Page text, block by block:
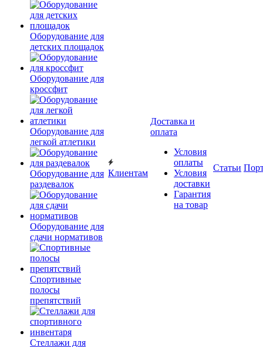
Оборудование для
детских площадок
Оборудование для
кроссфит
Оборудование для
легкой атлетики
Оборудование для
раздевалок
Оборудование для
сдачи нормативов
Спортивные
полосы
препятствий
Стеллажи для
Клиентам
Доставка и
оплата
Условия
оплаты
Условия
доставки
Гарантия
на товар
Статьи